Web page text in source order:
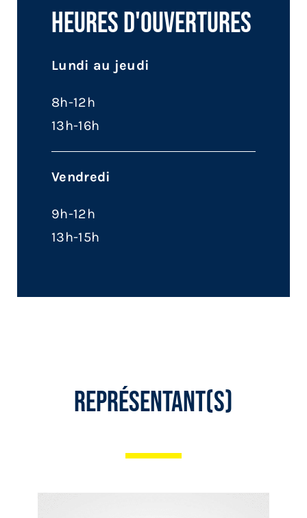
Heures d'ouvertures
Lundi au jeudi
8h-12h
13h-16h
Vendredi
9h-12h
13h-15h
Représentant(s)